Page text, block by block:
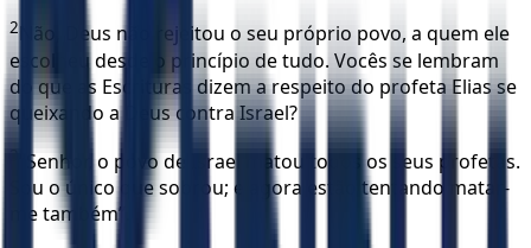
2
Não, Deus não rejeitou o seu próprio povo, a quem ele
escolheu desde o princípio de tudo. Vocês se lembram
do que as Escrituras dizem a respeito do profeta Elias se
queixando a Deus contra Israel?
“Senhor, o povo de Israel matou todos os seus profetas.
Sou o único que sobrou; e agora estão tentando matar-
me também”.